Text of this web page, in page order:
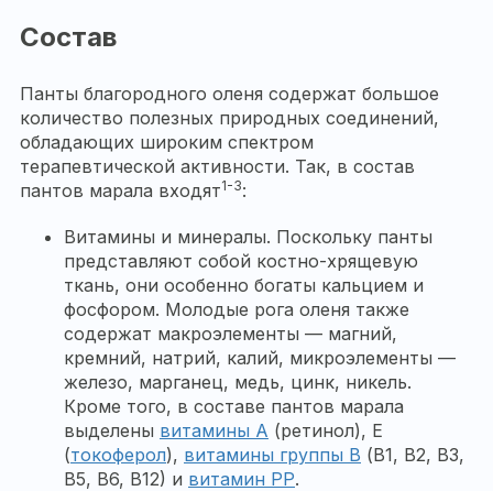
Состав
Панты благородного оленя содержат большое
количество полезных природных соединений,
обладающих широким спектром
терапевтической активности. Так, в состав
пантов марала входят1-3:
Витамины и минералы. Поскольку панты
представляют собой костно-хрящевую
ткань, они особенно богаты кальцием и
фосфором. Молодые рога оленя также
содержат макроэлементы — магний,
кремний, натрий, калий, микроэлементы —
железо, марганец, медь, цинк, никель.
Кроме того, в составе пантов марала
выделены витамины А (ретинол), Е
(токоферол), витамины группы В (В1, В2, В3,
В5, В6, В12) и витамин РР.